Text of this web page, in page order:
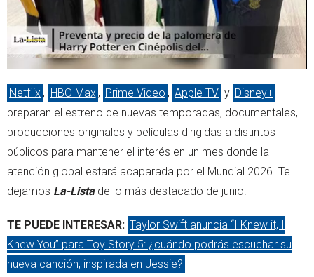
Netflix , HBO Max , Prime Video , Apple TV y Disney+
preparan el estreno de nuevas temporadas, documentales,
producciones originales y películas dirigidas a distintos
públicos para mantener el interés en un mes donde la
atención global estará acaparada por el Mundial 2026. Te
dejamos La-Listade lo más destacado de junio.
TE PUEDE INTERESAR: Taylor Swift anuncia “I Knew it, I
Knew You” para Toy Story 5: ¿cuándo podrás escuchar su
nueva canción, inspirada en Jessie?